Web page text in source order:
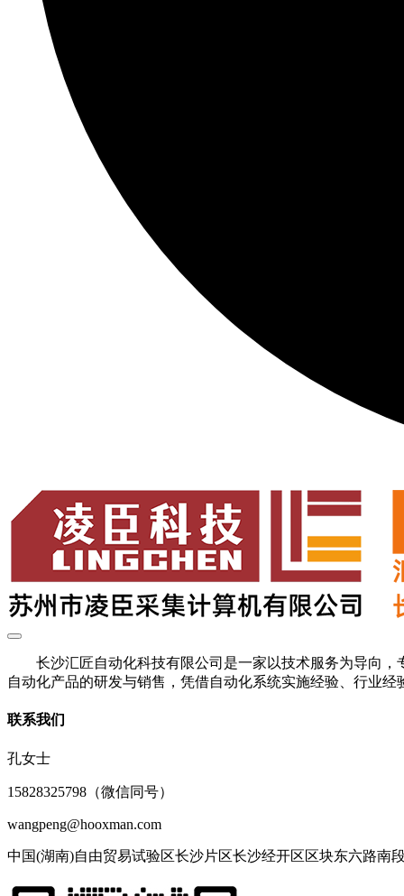
长沙汇匠自动化科技有限公司是一家以技术服务为导向，
自动化产品的研发与销售，凭借自动化系统实施经验、行业
联系我们
孔女士
15828325798（微信同号）
wangpeng@hooxman.com
中国(湖南)自由贸易试验区长沙片区长沙经开区区块东六路南